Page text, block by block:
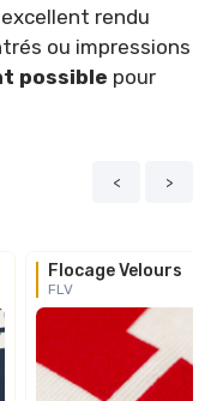
rendu
ou impressions
possible pour
< >
Flocage Velours
FLV